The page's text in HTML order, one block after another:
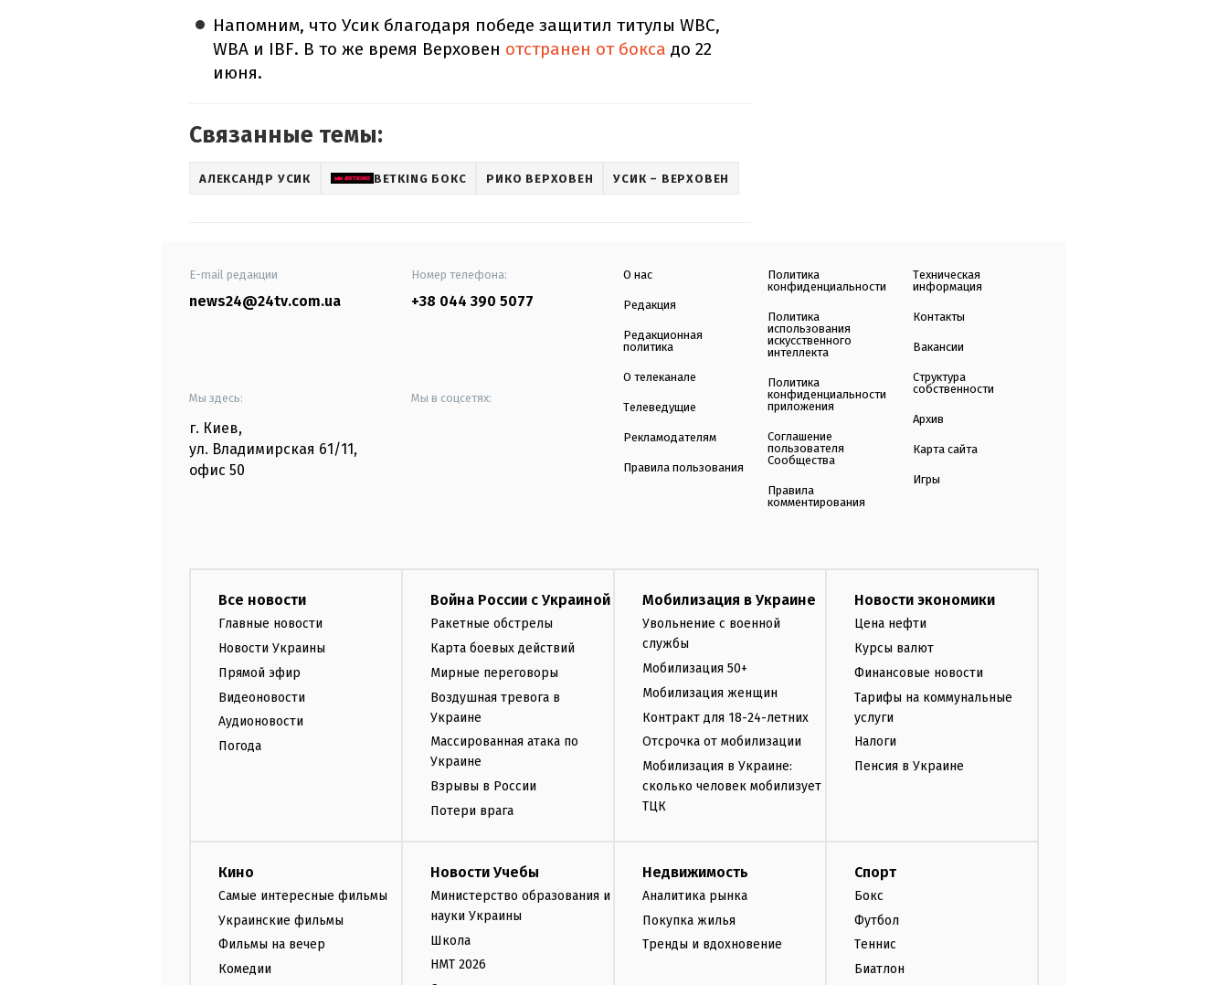
Напомним, что Усик благодаря победе защитил титулы WBC,
WBA и IBF. В то же время Верховен отстранен от бокса до 22
июня.
Связанные темы:
АЛЕКСАНДР УСИК BETKING БОКС РИКО ВЕРХОВЕН УСИК – ВЕРХОВЕН
E-mail редакции
news24@24tv.com.ua
Номер телефона:
+38 044 390 5077
Мы здесь:
г. Киев,
ул. Владимирская 61/11,
офис 50
Мы в соцсетях:
О нас
Редакция
Редакционная
политика
О телеканале
Телеведущие
Рекламодателям
Правила пользования
Политика
конфиденциальности
Политика
использования
искусственного
интеллекта
Политика
конфиденциальности
приложения
Соглашение
пользователя
Сообщества
Правила
комментирования
Техническая
информация
Контакты
Вакансии
Структура
собственности
Архив
Карта сайта
Игры
Все новости
Главные новости
Новости Украины
Прямой эфир
Видеоновости
Аудионовости
Погода
Война России с Украиной
Ракетные обстрелы
Карта боевых действий
Мирные переговоры
Воздушная тревога в
Украине
Массированная атака по
Украине
Взрывы в России
Потери врага
Мобилизация в Украине
Увольнение с военной
службы
Мобилизация 50+
Мобилизация женщин
Контракт для 18-24-летних
Отсрочка от мобилизации
Мобилизация в Украине:
сколько человек мобилизует
ТЦК
Новости экономики
Цена нефти
Курсы валют
Финансовые новости
Тарифы на коммунальные
услуги
Налоги
Пенсия в Украине
Кино
Самые интересные фильмы
Украинские фильмы
Фильмы на вечер
Комедии
Новости Учебы
Министерство образования и
науки Украины
Школа
НМТ 2026
Недвижимость
Аналитика рынка
Покупка жилья
Тренды и вдохновение
Спорт
Бокс
Футбол
Теннис
Биатлон